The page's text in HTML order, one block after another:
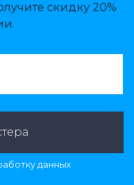
скидку 20%
данных